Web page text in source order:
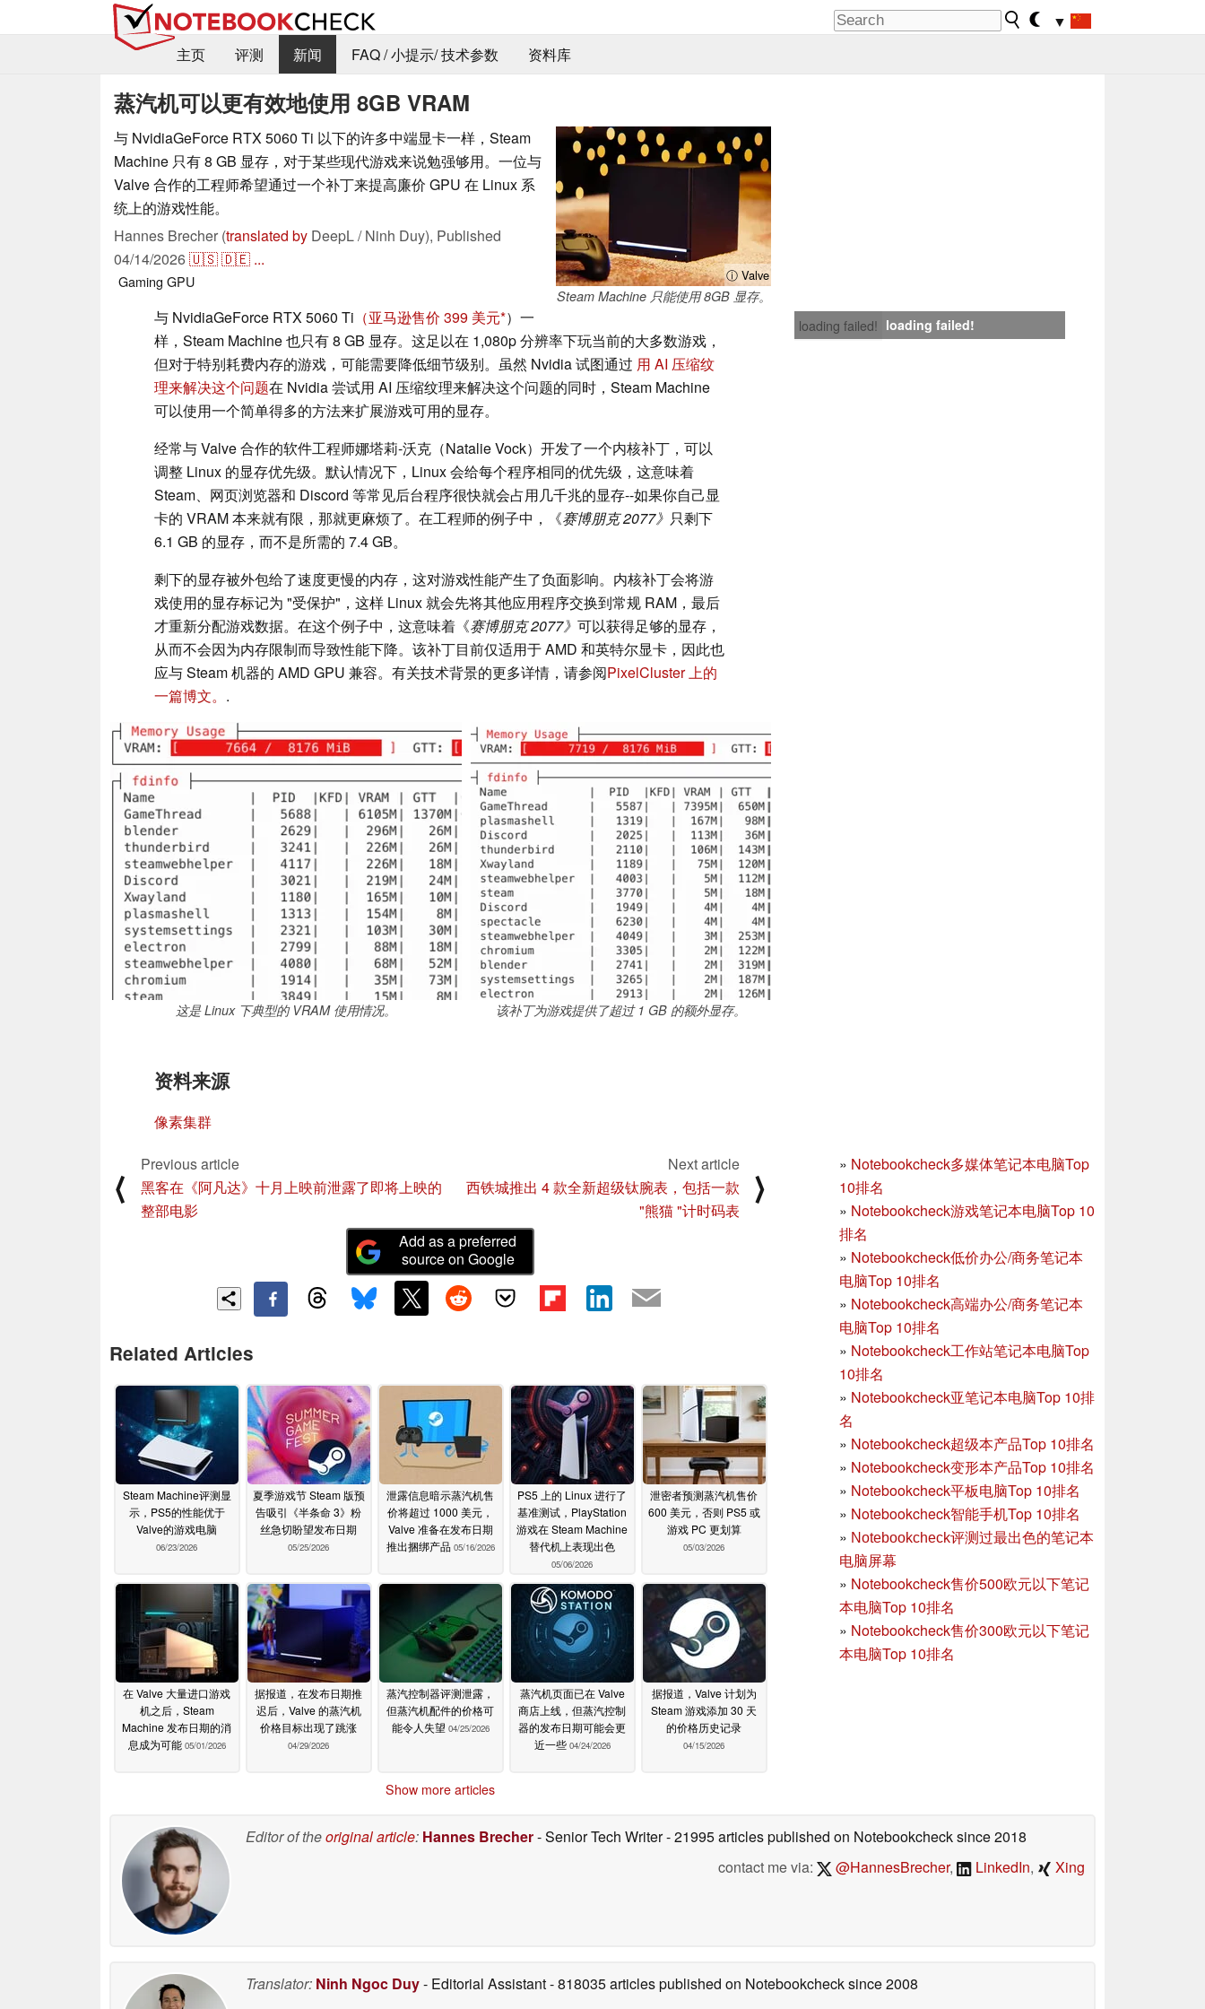
▼
主页
评测 新闻 FAQ / 小提示/ 技术参数 资料库
蒸汽机可以更有效地使用 8GB VRAM
ⓘ Valve
Steam Machine 只能使用 8GB 显存。
与 NvidiaGeForce RTX 5060 Ti 以下的许多中端显卡一样，Steam
Machine 只有 8 GB 显存，对于某些现代游戏来说勉强够用。一位与
Valve 合作的工程师希望通过一个补丁来提高廉价 GPU 在 Linux 系
统上的游戏性能。
Hannes Brecher (translated by DeepL / Ninh Duy), Published
04/14/2026🇺🇸🇩🇪 ...
Gaming GPU
loading failed! loading failed!
与 NvidiaGeForce RTX 5060 Ti （亚马逊售价 399 美元 ）一
样，Steam Machine 也只有 8 GB 显存。这足以在 1,080p 分辨率下玩当前的大多数游戏，
但对于特别耗费内存的游戏，可能需要降低细节级别。虽然 Nvidia 试图通过 用 AI 压缩纹
理来解决这个问题在 Nvidia 尝试用 AI 压缩纹理来解决这个问题的同时，Steam Machine
可以使用一个简单得多的方法来扩展游戏可用的显存。
经常与 Valve 合作的软件工程师娜塔莉-沃克（Natalie Vock）开发了一个内核补丁，可以
调整 Linux 的显存优先级。默认情况下，Linux 会给每个程序相同的优先级，这意味着
Steam、网页浏览器和 Discord 等常见后台程序很快就会占用几千兆的显存--如果你自己显
卡的 VRAM 本来就有限，那就更麻烦了。在工程师的例子中，《赛博朋克 2077》 只剩下
6.1 GB 的显存，而不是所需的 7.4 GB。
剩下的显存被外包给了速度更慢的内存，这对游戏性能产生了负面影响。内核补丁会将游
戏使用的显存标记为 "受保护"，这样 Linux 就会先将其他应用程序交换到常规 RAM，最后
才重新分配游戏数据。在这个例子中，这意味着《赛博朋克 2077》 可以获得足够的显存，
从而不会因为内存限制而导致性能下降。该补丁目前仅适用于 AMD 和英特尔显卡，因此也
应与 Steam 机器的 AMD GPU 兼容。有关技术背景的更多详情，请参阅PixelCluster 上的
一篇博文。 .
这是 Linux 下典型的 VRAM 使用情况。 该补丁为游戏提供了超过 1 GB 的额外显存。
资料来源
像素集群
» Notebookcheck多媒体笔记本电脑Top
10排名
» Notebookcheck游戏笔记本电脑Top 10
排名
» Notebookcheck低价办公/商务笔记本
电脑Top 10排名
» Notebookcheck高端办公/商务笔记本
电脑Top 10排名
» Notebookcheck工作站笔记本电脑Top
10排名
» Notebookcheck亚笔记本电脑Top 10排
名
» Notebookcheck超级本产品Top 10排名
» Notebookcheck变形本产品Top 10排名
» Notebookcheck平板电脑Top 10排名
» Notebookcheck智能手机Top 10排名
» Notebookcheck评测过最出色的笔记本
电脑屏幕
» Notebookcheck售价500欧元以下笔记
本电脑Top 10排名
» Notebookcheck售价300欧元以下笔记
本电脑Top 10排名
⟨
Previous article
黑客在《阿凡达》十月上映前泄露了即将上映的
整部电影
Next article
西铁城推出 4 款全新超级钛腕表，包括一款
"熊猫 "计时码表
⟩
Add as a preferred
source on Google
Related Articles
Steam Machine评测显
示，PS5的性能优于
Valve的游戏电脑
06/23/2026
夏季游戏节 Steam 版预
告吸引《半条命 3》粉
丝急切盼望发布日期
05/25/2026
泄露信息暗示蒸汽机售
价将超过 1000 美元，
Valve 准备在发布日期
推出捆绑产品 05/16/2026
PS5 上的 Linux 进行了
基准测试，PlayStation
游戏在 Steam Machine
替代机上表现出色
05/06/2026
泄密者预测蒸汽机售价
600 美元，否则 PS5 或
游戏 PC 更划算
05/03/2026
在 Valve 大量进口游戏
机之后，Steam
Machine 发布日期的消
息成为可能 05/01/2026
据报道，在发布日期推
迟后，Valve 的蒸汽机
价格目标出现了跳涨
04/29/2026
蒸汽控制器评测泄露，
但蒸汽机配件的价格可
能令人失望 04/25/2026
蒸汽机页面已在 Valve
商店上线，但蒸汽控制
器的发布日期可能会更
近一些 04/24/2026
据报道，Valve 计划为
Steam 游戏添加 30 天
的价格历史记录
04/15/2026
Show more articles
Editor of theoriginal article: Hannes Brecher- Senior Tech Writer- 21995 articles published on Notebookchecksince 2018
contact me via:
@HannesBrecher, LinkedIn, Xing
Translator: Ninh Ngoc Duy- Editorial Assistant- 818035 articles published on Notebookchecksince 2008